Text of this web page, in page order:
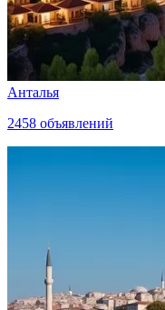
Анталья
2458 объявлений